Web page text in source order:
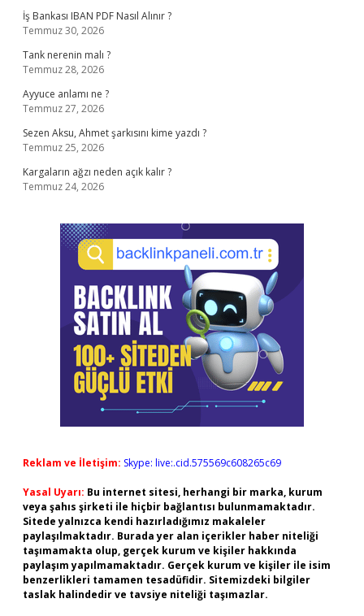
İş Bankası IBAN PDF Nasıl Alınır ?
Temmuz 30, 2026
Tank nerenin malı ?
Temmuz 28, 2026
Ayyuce anlamı ne ?
Temmuz 27, 2026
Sezen Aksu, Ahmet şarkısını kime yazdı ?
Temmuz 25, 2026
Kargaların ağzı neden açık kalır ?
Temmuz 24, 2026
Reklam ve İletişim: Skype: live:.cid.575569c608265c69
Yasal Uyarı: Bu internet sitesi, herhangi bir marka, kurum
veya şahıs şirketi ile hiçbir bağlantısı bulunmamaktadır.
Sitede yalnızca kendi hazırladığımız makaleler
paylaşılmaktadır. Burada yer alan içerikler haber niteliği
taşımamakta olup, gerçek kurum ve kişiler hakkında
paylaşım yapılmamaktadır. Gerçek kurum ve kişiler ile isim
benzerlikleri tamamen tesadüfidir. Sitemizdeki bilgiler
taslak halindedir ve tavsiye niteliği taşımazlar.